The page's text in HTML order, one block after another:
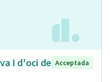
I d'oci de Acceptada